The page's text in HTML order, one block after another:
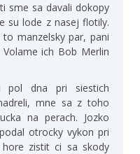
sme sa davali dokopy
su lode z nasej flotily.
to manzelsky par, pani
ich Bob Merlin
pol dna pri siestich
mne sa z toho
na perach. Jozko
otrocky vykon pri
zistit ci sa skody